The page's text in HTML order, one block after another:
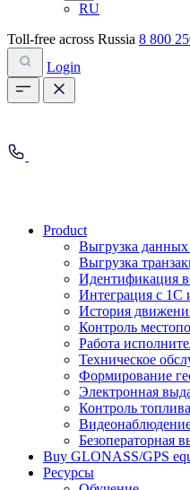
RU
Toll-free across Russia 8 800
Login
Product
Выгрузка
Выгрузка
Идентификация
Интеграция с 1С
История
Контроль
Работа
Техническое
Формирование
Электронная
Контроль
Безоператорная
Buy GLONASS/GPS
Ресурсы